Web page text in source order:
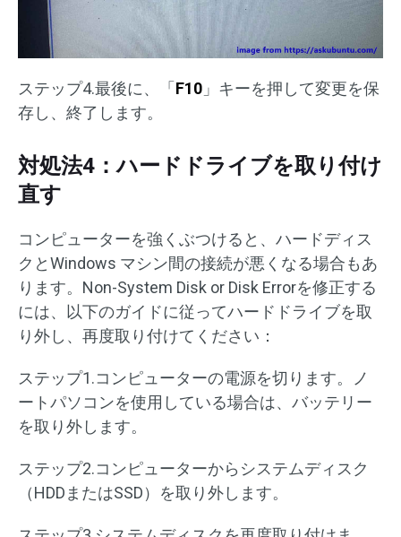
ステップ4.最後に、「 F10 」キーを押して変更を保
存し、終了します。
対処法4：ハードドライブを取り付け
直す
コンピューターを強くぶつけると、ハードディス
クとWindows マシン間の接続が悪くなる場合もあ
ります。Non-System Disk or Disk Errorを修正する
には、以下のガイドに従ってハードドライブを取
り外し、再度取り付けてください：
ステップ1.コンピューターの電源を切ります。ノ
ートパソコンを使用している場合は、バッテリー
を取り外します。
ステップ2.コンピューターからシステムディスク
（HDDまたはSSD）を取り外します。